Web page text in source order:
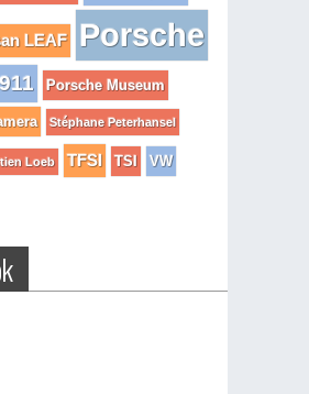
LEAF Porsche
Porsche Museum
Stéphane Peterhansel
Loeb TFSI TSI VW